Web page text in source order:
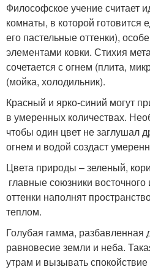
Философское учение считает
комнаты, в которой
его пастельные оттенки),
элементами ковки. Стихия
сочетается с огнем (плита,
(мойка, холодильник).
Красный и ярко-синий могут
в умеренных количествах.
чтобы один цвет не заглушал
огнем и водой создаст
Цвета природы – зеленый,
главные союзники
оттенки наполнят
теплом.
Голубая гамма, разбавленная
равновесие земли и неба.
утрам и вызывать